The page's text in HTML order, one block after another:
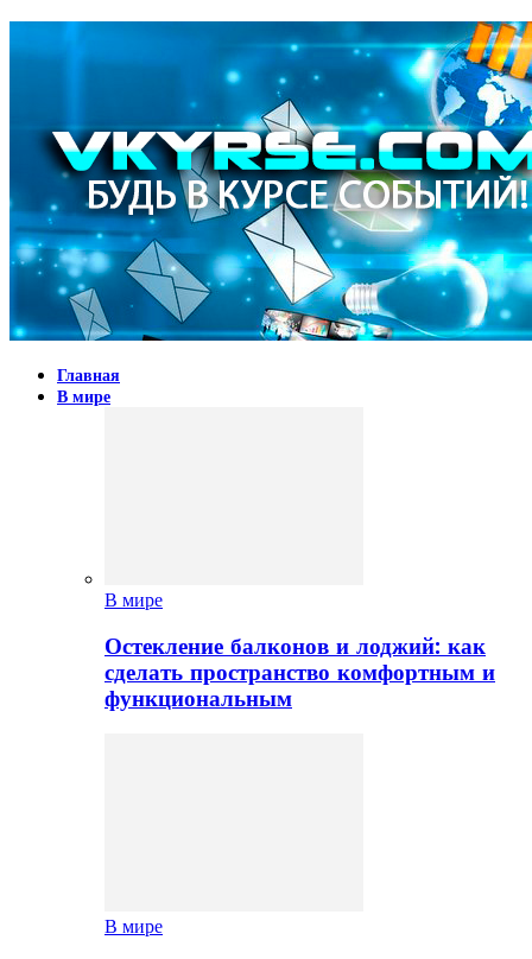
Главная
В мире
В мире
Остекление балконов и лоджий: как
сделать пространство комфортным и
функциональным
В мире